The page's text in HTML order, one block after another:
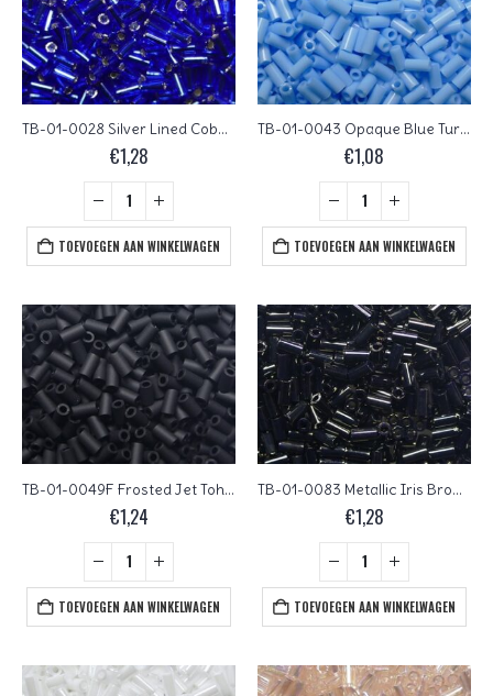
TB-01-0028 Silver Lined Cobalt Toho Bugles 3 mm
€1,28
TOEVOEGEN AAN WINKELWAGEN
TB-01-0043 Opaque Blue Turquoise Toho Bugles 3 mm
€1,08
TOEVOEGEN AAN WINKELWAGEN
TB-01-0049F Frosted Jet Toho Bugles 3 mm
€1,24
TOEVOEGEN AAN WINKELWAGEN
TB-01-0083 Metallic Iris Brown Toho Bugles 3 mm
€1,28
TOEVOEGEN AAN WINKELWAGEN